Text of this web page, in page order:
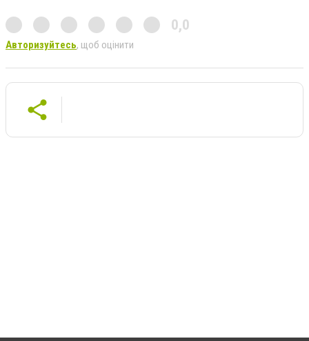
0,0
Авторизуйтесь, щоб оцінити